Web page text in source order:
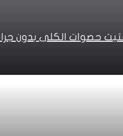
حصوات الكلى بدون